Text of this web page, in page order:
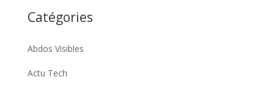
Catégories
Abdos Visibles
Actu Tech